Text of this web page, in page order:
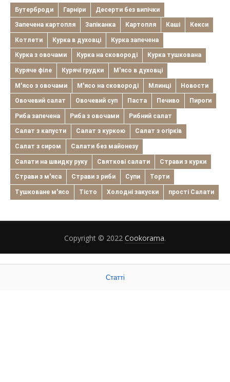
Бутерброди Гарніри Десерти без випічки
Запечена картопля Запіканка Картопля Каші Кекси
Котлети Курка в духовці Курка запечена
Курка з овочами Курка на сковороді Курка тушкована
Куряче філе Курячі грудки М'ясо в духовці
М'ясо з овочами М'ясо на сковороді Млинці Новости
Овочевий салат Овочевий суп Паста Печиво Пироги
Риба запечена Риба з овочами Рибний салат
Салат з капусти Салат з куркою Салат з огірків
Салат з сиром Салати без майонезу
Салати на швидку руку Святкові салати Страви з курки
Страви з м'яса Страви з риби Супи Торти
Тушковане м'ясо Тісто Холодні закуски прості Салати
Copyright © 2022 Cookorama.
Статті